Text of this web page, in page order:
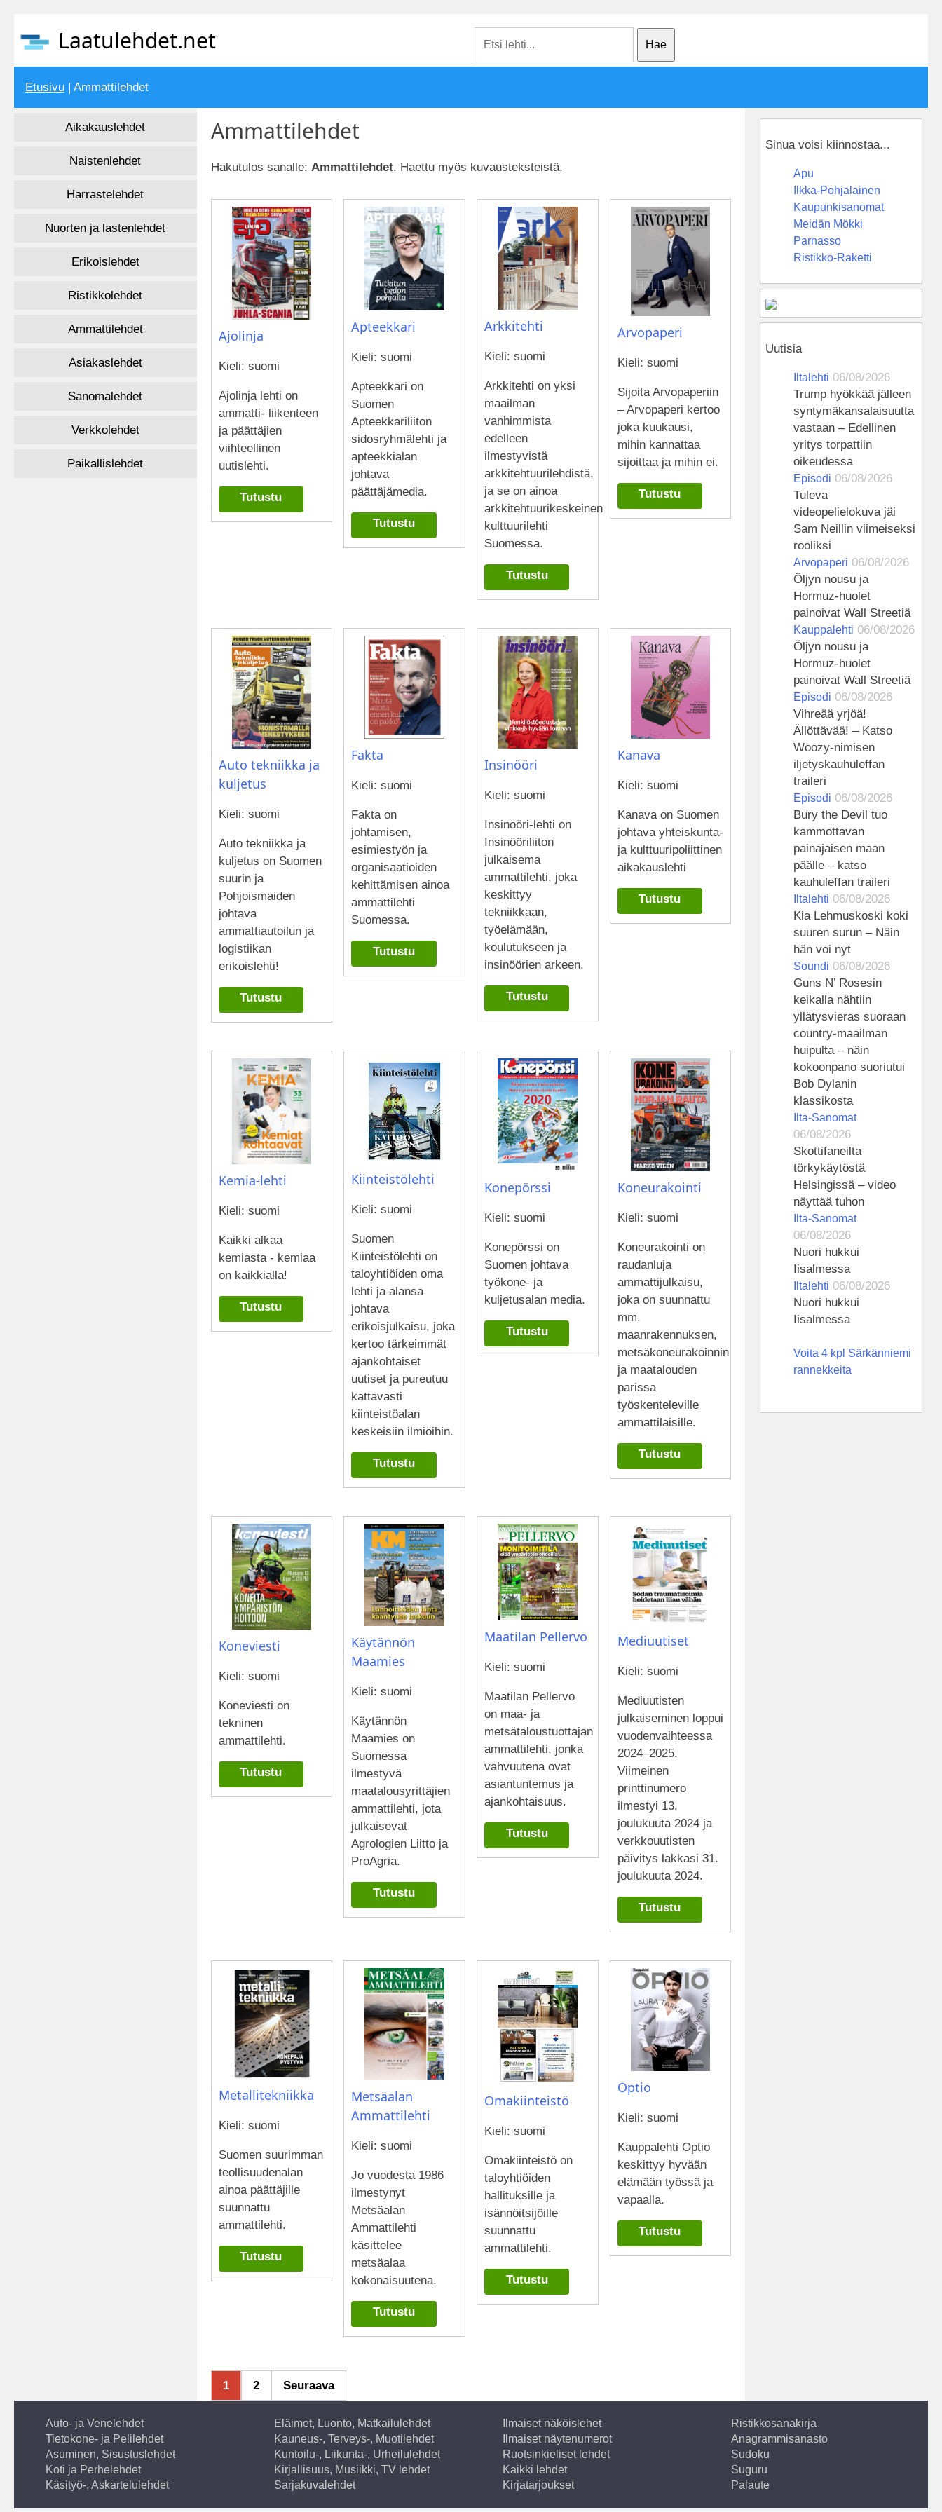
Laatulehdet.net
Etusivu | Ammattilehdet
Aikakauslehdet
Naistenlehdet
Harrastelehdet
Nuorten ja lastenlehdet
Erikoislehdet
Ristikkolehdet
Ammattilehdet
Asiakaslehdet
Sanomalehdet
Verkkolehdet
Paikallislehdet
Ammattilehdet
Hakutulos sanalle: Ammattilehdet. Haettu myös kuvausteksteistä.
Ajolinja
Kieli: suomi
Ajolinja lehti on
ammatti- liikenteen
ja päättäjien
viihteellinen
uutislehti.
Tutustu
Apteekkari
Kieli: suomi
Apteekkari on
Suomen
Apteekkariliiton
sidosryhmälehti ja
apteekkialan
johtava
päättäjämedia.
Tutustu
Arkkitehti
Kieli: suomi
Arkkitehti on yksi
maailman
vanhimmista
edelleen
ilmestyvistä
arkkitehtuurilehdistä,
ja se on ainoa
arkkitehtuurikeskeinen
kulttuurilehti
Suomessa.
Tutustu
Arvopaperi
Kieli: suomi
Sijoita Arvopaperiin
– Arvopaperi kertoo
joka kuukausi,
mihin kannattaa
sijoittaa ja mihin ei.
Tutustu
Auto tekniikka ja
kuljetus
Kieli: suomi
Auto tekniikka ja
kuljetus on Suomen
suurin ja
Pohjoismaiden
johtava
ammattiautoilun ja
logistiikan
erikoislehti!
Tutustu
Fakta
Kieli: suomi
Fakta on
johtamisen,
esimiestyön ja
organisaatioiden
kehittämisen ainoa
ammattilehti
Suomessa.
Tutustu
Insinööri
Kieli: suomi
Insinööri-lehti on
Insinööriliiton
julkaisema
ammattilehti, joka
keskittyy
tekniikkaan,
työelämään,
koulutukseen ja
insinöörien arkeen.
Tutustu
Kanava
Kieli: suomi
Kanava on Suomen
johtava yhteiskunta-
ja kulttuuripoliittinen
aikakauslehti
Tutustu
Kemia-lehti
Kieli: suomi
Kaikki alkaa
kemiasta - kemiaa
on kaikkialla!
Tutustu
Kiinteistölehti
Kieli: suomi
Suomen
Kiinteistölehti on
taloyhtiöiden oma
lehti ja alansa
johtava
erikoisjulkaisu, joka
kertoo tärkeimmät
ajankohtaiset
uutiset ja pureutuu
kattavasti
kiinteistöalan
keskeisiin ilmiöihin.
Tutustu
Konepörssi
Kieli: suomi
Konepörssi on
Suomen johtava
työkone- ja
kuljetusalan media.
Tutustu
Koneurakointi
Kieli: suomi
Koneurakointi on
raudanluja
ammattijulkaisu,
joka on suunnattu
mm.
maanrakennuksen,
metsäkoneurakoinnin
ja maatalouden
parissa
työskenteleville
ammattilaisille.
Tutustu
Koneviesti
Kieli: suomi
Koneviesti on
tekninen
ammattilehti.
Tutustu
Käytännön
Maamies
Kieli: suomi
Käytännön
Maamies on
Suomessa
ilmestyvä
maatalousyrittäjien
ammattilehti, jota
julkaisevat
Agrologien Liitto ja
ProAgria.
Tutustu
Maatilan Pellervo
Kieli: suomi
Maatilan Pellervo
on maa- ja
metsätaloustuottajan
ammattilehti, jonka
vahvuutena ovat
asiantuntemus ja
ajankohtaisuus.
Tutustu
Mediuutiset
Kieli: suomi
Mediuutisten
julkaiseminen loppui
vuodenvaihteessa
2024–2025.
Viimeinen
printtinumero
ilmestyi 13.
joulukuuta 2024 ja
verkkouutisten
päivitys lakkasi 31.
joulukuuta 2024.
Tutustu
Metallitekniikka
Kieli: suomi
Suomen suurimman
teollisuudenalan
ainoa päättäjille
suunnattu
ammattilehti.
Tutustu
Metsäalan
Ammattilehti
Kieli: suomi
Jo vuodesta 1986
ilmestynyt
Metsäalan
Ammattilehti
käsittelee
metsäalaa
kokonaisuutena.
Tutustu
Omakiinteistö
Kieli: suomi
Omakiinteistö on
taloyhtiöiden
hallituksille ja
isännöitsijöille
suunnattu
ammattilehti.
Tutustu
Optio
Kieli: suomi
Kauppalehti Optio
keskittyy hyvään
elämään työssä ja
vapaalla.
Tutustu
1 2 Seuraava
Sinua voisi kiinnostaa...
Apu
Ilkka-Pohjalainen
Kaupunkisanomat
Meidän Mökki
Parnasso
Ristikko-Raketti
Uutisia
Iltalehti 06/08/2026
Trump hyökkää jälleen
syntymä­kansalaisuutta
vastaan – Edellinen
yritys torpattiin
oikeudessa
Episodi 06/08/2026
Tuleva
videopelielokuva jäi
Sam Neillin viimeiseksi
rooliksi
Arvopaperi 06/08/2026
Öljyn nousu ja
Hormuz-huolet
painoivat Wall Streetiä
Kauppalehti 06/08/2026
Öljyn nousu ja
Hormuz-huolet
painoivat Wall Streetiä
Episodi 06/08/2026
Vihreää yrjöä!
Ällöttävää! – Katso
Woozy-nimisen
iljetyskauhuleffan
traileri
Episodi 06/08/2026
Bury the Devil tuo
kammottavan
painajaisen maan
päälle – katso
kauhuleffan traileri
Iltalehti 06/08/2026
Kia Lehmuskoski koki
suuren surun – Näin
hän voi nyt
Soundi 06/08/2026
Guns N’ Rosesin
keikalla nähtiin
yllätysvieras suoraan
country-maailman
huipulta – näin
kokoonpano suoriutui
Bob Dylanin
klassikosta
Ilta-Sanomat
06/08/2026
Skottifaneilta
törkykäytöstä
Helsingissä – video
näyttää tuhon
Ilta-Sanomat
06/08/2026
Nuori hukkui
Iisalmessa
Iltalehti 06/08/2026
Nuori hukkui
Iisalmessa
Voita 4 kpl Särkänniemi
rannekkeita
Auto- ja Venelehdet
Tietokone- ja Pelilehdet
Asuminen, Sisustuslehdet
Koti ja Perhelehdet
Käsityö-, Askartelulehdet
Eläimet, Luonto, Matkailulehdet
Kauneus-, Terveys-, Muotilehdet
Kuntoilu-, Liikunta-, Urheilulehdet
Kirjallisuus, Musiikki, TV lehdet
Sarjakuvalehdet
Ilmaiset näköislehet
Ilmaiset näytenumerot
Ruotsinkieliset lehdet
Kaikki lehdet
Kirjatarjoukset
Ristikkosanakirja
Anagrammisanasto
Sudoku
Suguru
Palaute